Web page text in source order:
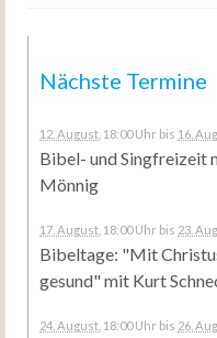
Nächste Termine
12. August , 18:00 Uhr bis 16.
Bibel- und Singfreizeit
Mönnig
17. August , 18:00 Uhr bis 23.
Bibeltage: "Mit
gesund" mit Kurt
24. August , 18:00 Uhr bis 26.